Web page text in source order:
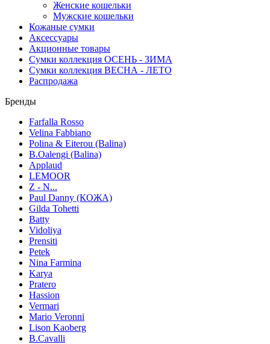
Женские кошельки
Мужские кошельки
Кожаные сумки
Аксессуары
Акционные товары
Сумки коллекция ОСЕНЬ - ЗИМА
Сумки коллекция ВЕСНА - ЛЕТО
Распродажа
Бренды
Farfalla Rosso
Velina Fabbiano
Polina & Eiterou (Balina)
B.Oalengi (Balina)
Applaud
LEMOOR
Z - N...
Paul Danny (КОЖА)
Gilda Tohetti
Batty
Vidoliya
Prensiti
Petek
Nina Farmina
Karya
Pratero
Hassion
Vermari
Mario Veronni
Lison Kaoberg
B.Cavalli